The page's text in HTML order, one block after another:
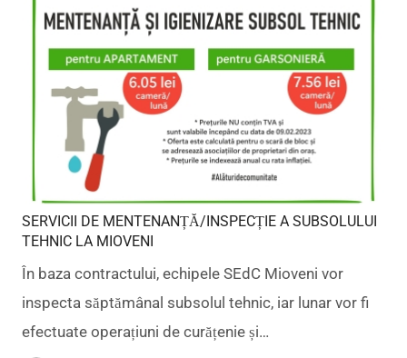
SERVICII DE MENTENANȚĂ/INSPECȚIE A SUBSOLULUI
TEHNIC LA MIOVENI
În baza contractului, echipele SEdC Mioveni vor
inspecta săptămânal subsolul tehnic, iar lunar vor fi
efectuate operațiuni de curățenie și…